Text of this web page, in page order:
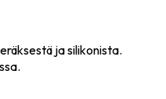
ja silikonista.